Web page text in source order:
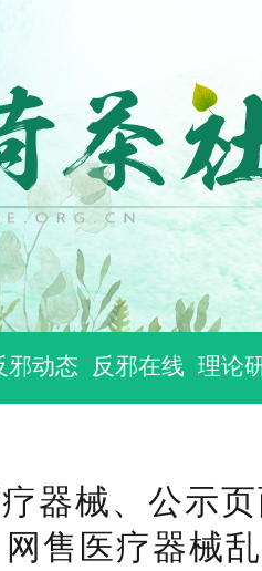
邪动态 反邪在线 理论
器械、公示
售医疗器械